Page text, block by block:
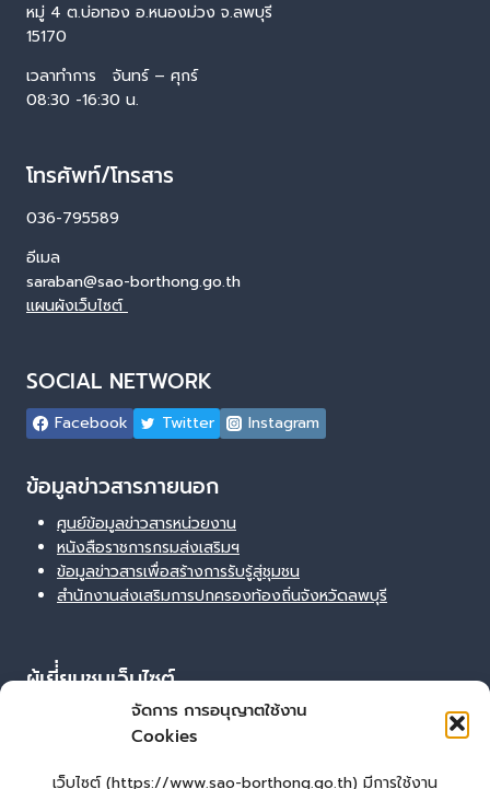
จัดการ การอนุญาตใช้งาน
Cookies
เว็บไซต์ (https://www.sao-borthong.go.th) มีการใช้งาน
หมู่ 4 ต.บ่อทอง อ.หนองม่วง จ.ลพบุรี
15170
เวลาทำการ จันทร์ – ศุกร์
08:30 -16:30 น.
โทรศัพท์/โทรสาร
036-795589
อีเมล
saraban@sao-borthong.go.th
แผนผังเว็บไซต์
SOCIAL NETWORK
Facebook Twitter Instagram
ข้อมูลข่าวสารภายนอก
ศูนย์ข้อมูลข่าวสารหน่วยงาน
หนังสือราชการกรมส่งเสริมฯ
ข้อมูลข่าวสารเพื่อสร้างการรับรู้สู่ชุมชน
สำนักงานส่งเสริมการปกครองท้องถิ่นจังหวัดลพบุรี
ผู้เยี่่ยมชมเว็บไซต์
39
เข้าสู่ระบบ